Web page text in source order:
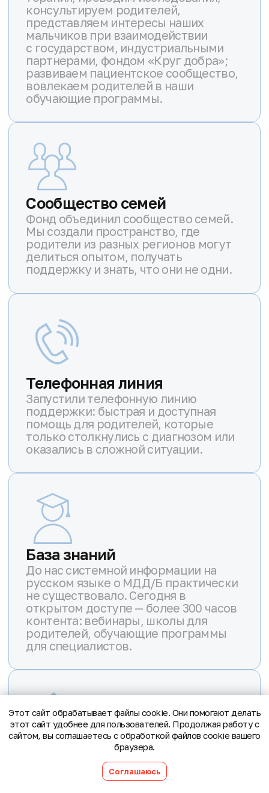
Этот сайт обрабатывает файлы cookie. Они помогают делать
этот сайт удобнее для пользователей. Продолжая работу с
сайтом, вы соглашаетесь с обработкой файлов cookie вашего
браузера.
Соглашаюсь